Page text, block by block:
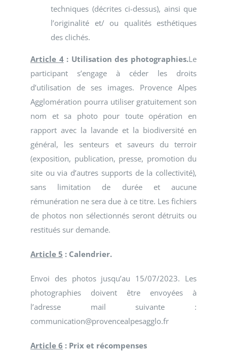
techniques (décrites ci-dessus), ainsi que
l’originalité et/ ou qualités esthétiques
des clichés.
Article 4: Utilisation des photographies.Le
participant s’engage à céder les droits
d’utilisation de ses images. Provence Alpes
Agglomération pourra utiliser gratuitement son
nom et sa photo pour toute opération en
rapport avec la lavande et la biodiversité en
général, les senteurs et saveurs du terroir
(exposition, publication, presse, promotion du
site ou via d’autres supports de la collectivité),
sans limitation de durée et aucune
rémunération ne sera due à ce titre. Les fichiers
de photos non sélectionnés seront détruits ou
restitués sur demande.
Article 5 : Calendrier.
Envoi des photos jusqu’au 15/07/2023. Les
photographies doivent être envoyées à
l’adresse mail suivante :
communication@provencealpesagglo.fr
Article 6 : Prix et récompenses